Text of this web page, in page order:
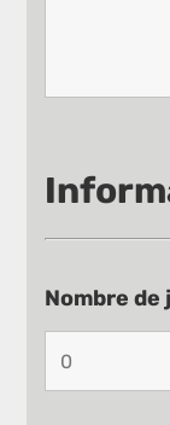
Nombre de